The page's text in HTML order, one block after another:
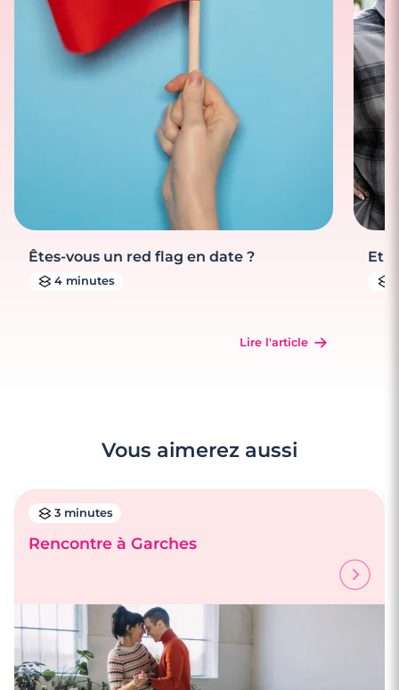
Êtes-vous un red flag en date ?
4 minutes
Lire l'article
Et
Vous aimerez aussi
3 minutes
Rencontre à Garches